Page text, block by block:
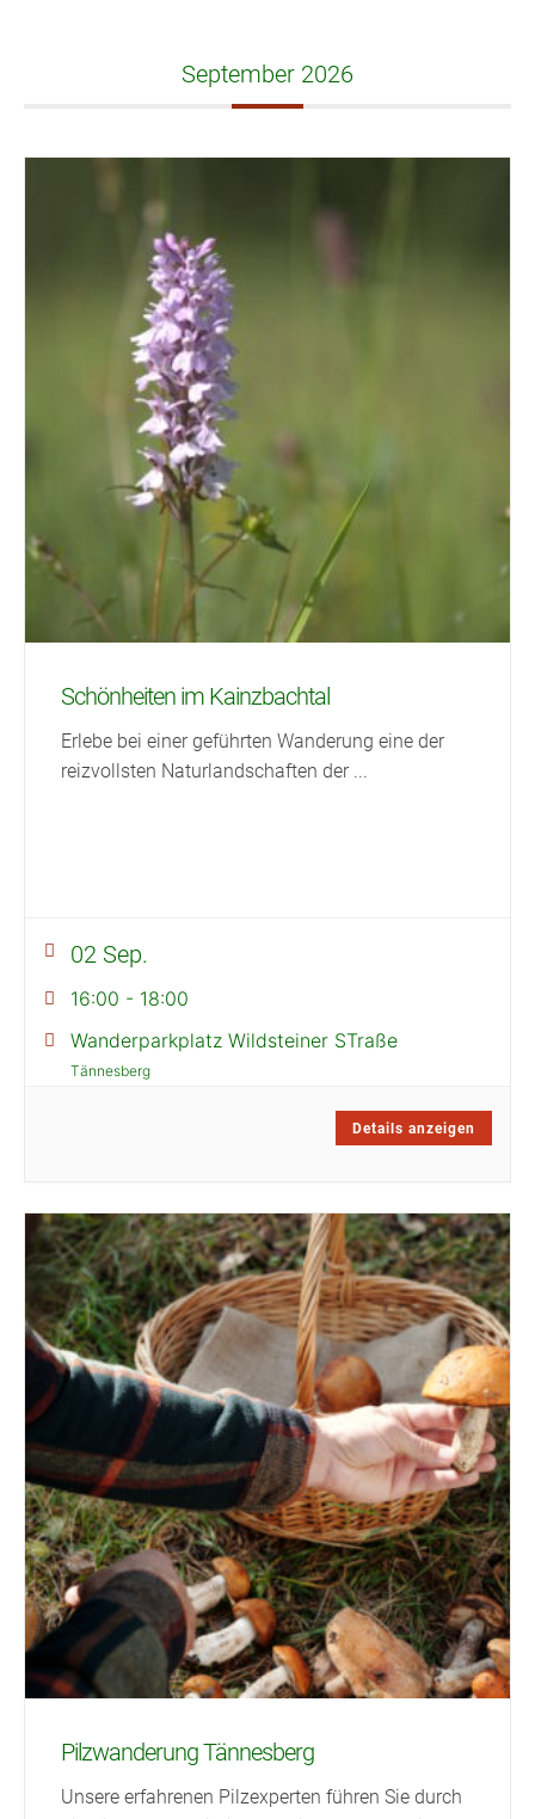
September 2026
Schönheiten im Kainzbachtal
Erlebe bei einer geführten Wanderung eine der
reizvollsten Naturlandschaften der ...
02 Sep.
16:00 - 18:00
Wanderparkplatz Wildsteiner STraße
Tännesberg
Details anzeigen
Pilzwanderung Tännesberg
Unsere erfahrenen Pilzexperten führen Sie durch